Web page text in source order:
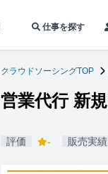
仕事を探す
クラウドソーシングTOP
営業代行 新
評価 - 販売実績